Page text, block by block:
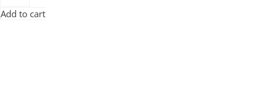
Add to cart